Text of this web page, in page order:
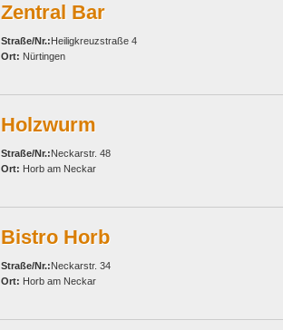
Zentral Bar
Straße/Nr.:Heiligkreuzstraße 4
Ort: Nürtingen
Holzwurm
Straße/Nr.:Neckarstr. 48
Ort: Horb am Neckar
Bistro Horb
Straße/Nr.:Neckarstr. 34
Ort: Horb am Neckar